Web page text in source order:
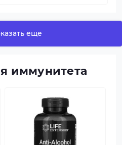
еще
иммунитета